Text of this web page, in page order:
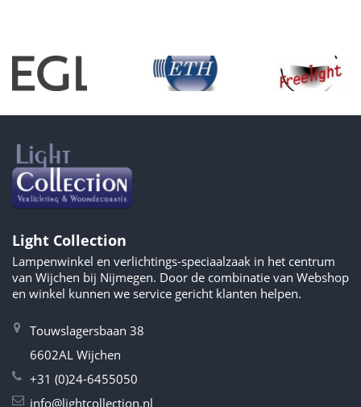
Light Collection
Lampenwinkel en verlichtings-speciaalzaak in het centrum
van Wijchen bij Nijmegen. Door de combinatie van Webshop
en winkel kunnen we service gericht klanten helpen.
Touwslagersbaan 38
6602AL Wijchen
+31 (0)24-6455050
info@lightcollection.nl